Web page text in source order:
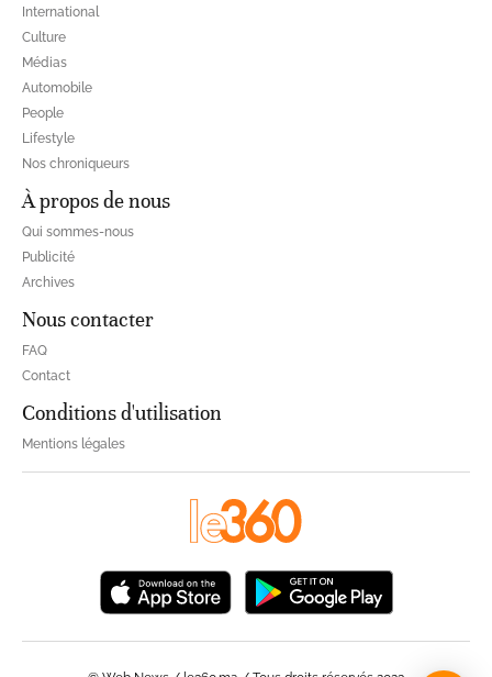
International
Culture
Médias
Automobile
People
Lifestyle
Nos chroniqueurs
À propos de nous
Qui sommes-nous
Publicité
Archives
Nous contacter
FAQ
Contact
Conditions d'utilisation
Mentions légales